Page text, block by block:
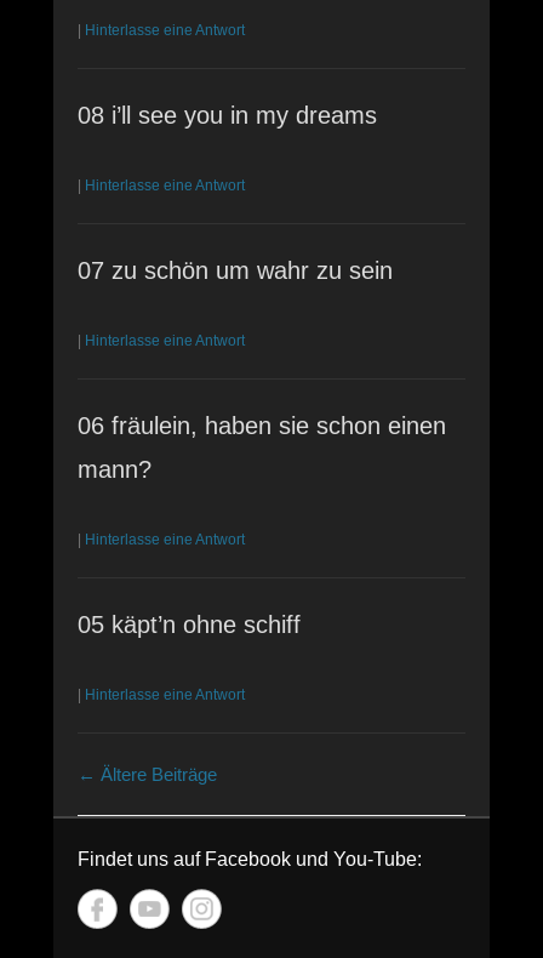
| Hinterlasse eine Antwort
08 i’ll see you in my dreams
| Hinterlasse eine Antwort
07 zu schön um wahr zu sein
| Hinterlasse eine Antwort
06 fräulein, haben sie schon einen
mann?
| Hinterlasse eine Antwort
05 käpt’n ohne schiff
| Hinterlasse eine Antwort
Beitragsnavigation
← Ältere Beiträge
Findet uns auf Facebook und You-Tube: